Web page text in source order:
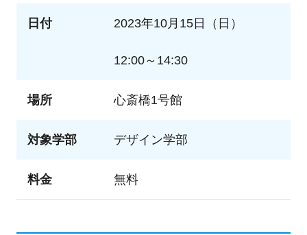
日付 2023年10月15日（日）
12:00～14:30
場所 心斎橋1号館
対象学部 デザイン学部
料金 無料